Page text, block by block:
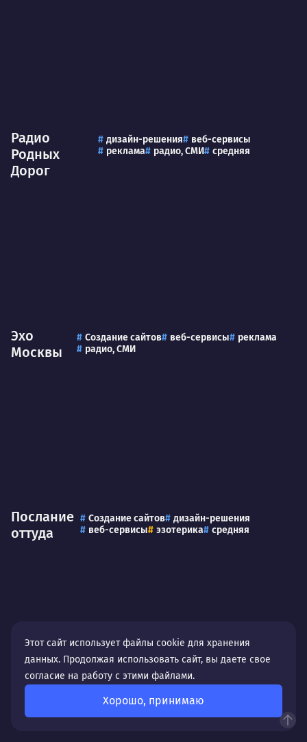
Радио
Родных
Дорог
дизайн-решения
веб-сервисы
реклама
радио, СМИ средняя
Эхо
Москвы
Создание сайтов веб-сервисы
реклама
радио, СМИ
Послание
оттуда
Создание сайтов
дизайн-решения
веб-сервисы
эзотерика средняя
SEO
Продвижение
Маркетинг
интернет-магазины
Этот сайт использует файлы cookie для хранения
данных. Продолжая использовать сайт, вы даете свое
согласие на работу с этими файлами.
Хорошо, принимаю